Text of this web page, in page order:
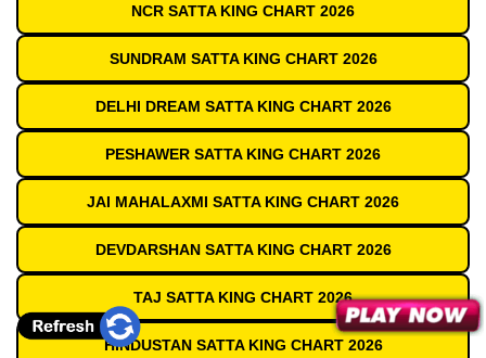
NCR SATTA KING CHART 2026
SUNDRAM SATTA KING CHART 2026
DELHI DREAM SATTA KING CHART 2026
PESHAWER SATTA KING CHART 2026
JAI MAHALAXMI SATTA KING CHART 2026
DEVDARSHAN SATTA KING CHART 2026
TAJ SATTA KING CHART 2026
HINDUSTAN SATTA KING CHART 2026